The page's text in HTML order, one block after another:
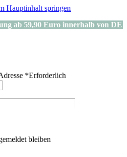
Hauptinhalt springen
ab 59,90 Euro innerhalb von DE
*Erforderlich
bleiben